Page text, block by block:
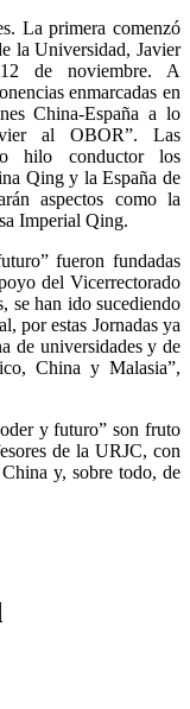
La primera comenzó
la Universidad, Javier
de noviembre. A
enmarcadas en
China-España a lo
al OBOR”. Las
hilo conductor los
Qing y la España de
aspectos como la
Imperial Qing.
fueron fundadas
del Vicerrectorado
se han ido sucediendo
por estas Jornadas ya
de universidades y de
China y Malasia”,
y futuro” son fruto
de la URJC, con
y, sobre todo, de